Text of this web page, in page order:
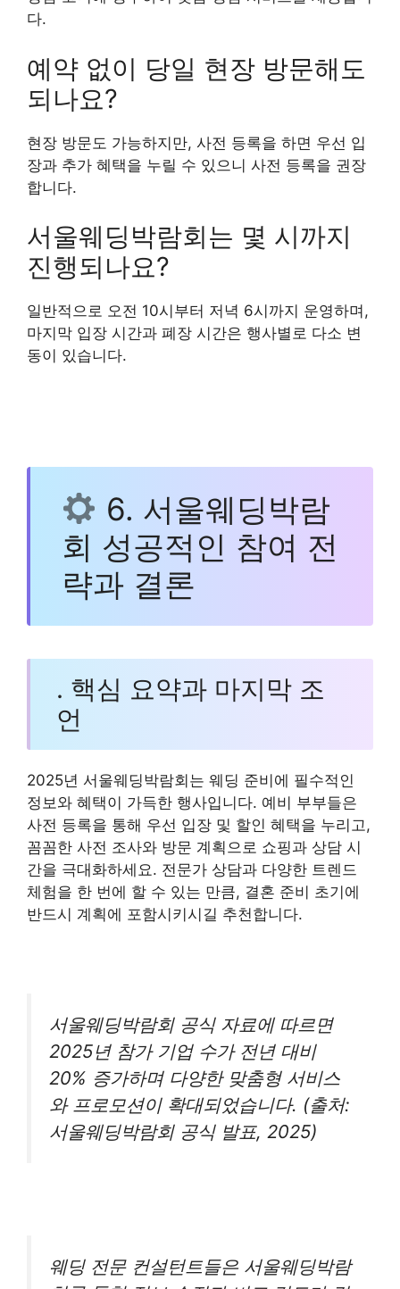
다.
예약 없이 당일 현장 방문해도
되나요?
현장 방문도 가능하지만, 사전 등록을 하면 우선 입
장과 추가 혜택을 누릴 수 있으니 사전 등록을 권장
합니다.
서울웨딩박람회는 몇 시까지
진행되나요?
일반적으로 오전 10시부터 저녁 6시까지 운영하며,
마지막 입장 시간과 폐장 시간은 행사별로 다소 변
동이 있습니다.
6. 서울웨딩박람
회 성공적인 참여 전
략과 결론
. 핵심 요약과 마지막 조
언
2025년 서울웨딩박람회는 웨딩 준비에 필수적인
정보와 혜택이 가득한 행사입니다. 예비 부부들은
사전 등록을 통해 우선 입장 및 할인 혜택을 누리고,
꼼꼼한 사전 조사와 방문 계획으로 쇼핑과 상담 시
간을 극대화하세요. 전문가 상담과 다양한 트렌드
체험을 한 번에 할 수 있는 만큼, 결혼 준비 초기에
반드시 계획에 포함시키시길 추천합니다.
서울웨딩박람회 공식 자료에 따르면
2025년 참가 기업 수가 전년 대비
20% 증가하며 다양한 맞춤형 서비스
와 프로모션이 확대되었습니다. (출처:
서울웨딩박람회 공식 발표, 2025)
웨딩 전문 컨설턴트들은 서울웨딩박람